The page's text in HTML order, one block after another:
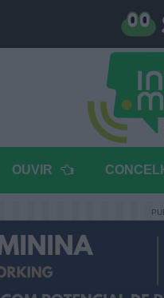
OUVIR